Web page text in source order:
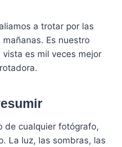
a trotar por las
Es nuestro
es mil veces mejor
de cualquier fotógrafo,
La luz, las sombras, las